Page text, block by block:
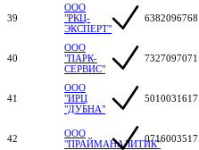
39
ООО
"РКЦ-
ЭКСПЕРТ"
6382096768
40
ООО
"ПАРК-
СЕРВИС"
7327097071
41
ООО
"ИРЦ
"ДУБНА"
5010031617
42
ООО
"ПРАЙМАНАЛИТИК"0716003517